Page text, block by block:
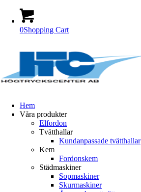
0Shopping Cart
Hem
Våra produkter
Elfordon
Tvätthallar
Kundanpassade tvätthallar
Kem
Fordonskem
Städmaskiner
Sopmaskiner
Skurmaskiner